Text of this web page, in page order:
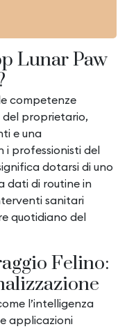
Lunar Paw
competenze
proprietario,
e una
i professionisti del
dotarsi di uno
dati di routine in
sanitari
quotidiano del
Felino:
l’intelligenza
applicazioni